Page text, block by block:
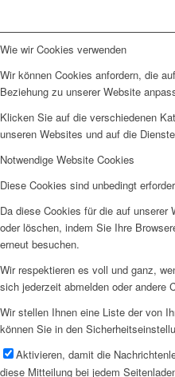
Wie wir Cookies verwenden
Wir können Cookies anfordern, die
Beziehung zu unserer Website
Klicken Sie auf die verschiedenen
unseren Websites und auf die
Notwendige Website Cookies
Diese Cookies sind unbedingt
Da diese Cookies für die auf unserer
oder löschen, indem Sie Ihre
erneut besuchen.
Wir respektieren es voll und ganz,
sich jederzeit abmelden oder andere
Wir stellen Ihnen eine Liste der von
können Sie in den
Aktivieren, damit die
diese Mitteilung bei jedem